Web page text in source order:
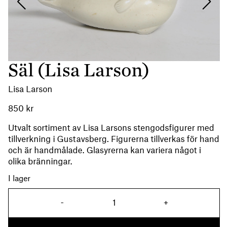
Säl (Lisa Larson)
Lisa Larson
850 kr
Utvalt sortiment av Lisa Larsons stengodsfigurer med
tillverkning i Gustavsberg. Figurerna tillverkas för hand
och är handmålade. Glasyrerna kan variera något i
olika bränningar.
I lager
- Säl (Lisa Larson) mängd
+